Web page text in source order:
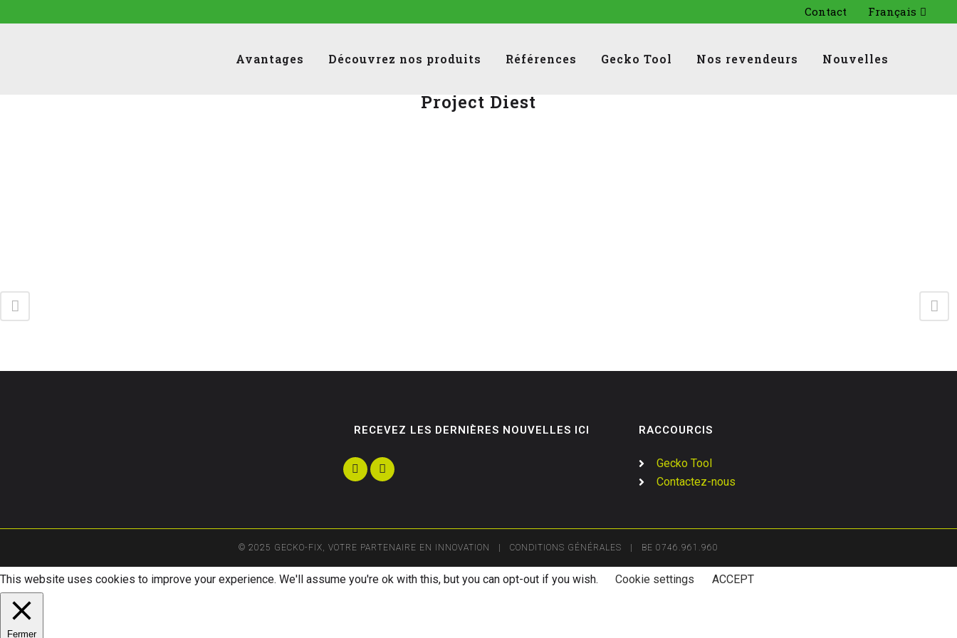
Contact Français
Avantages Découvrez nos produits Références Gecko Tool Nos revendeurs Nouvelles
Project Diest
RECEVEZ LES DERNIÈRES NOUVELLES ICI RACCOURCIS
Gecko Tool
Contactez-nous
© 2025 GECKO-FIX, VOTRE PARTENAIRE EN INNOVATION | CONDITIONS GÉNÉRALES | BE 0746.961.960
This website uses cookies to improve your experience. We'll assume you're ok with this, but you can opt-out if you wish. Cookie settings ACCEPT
Fermer